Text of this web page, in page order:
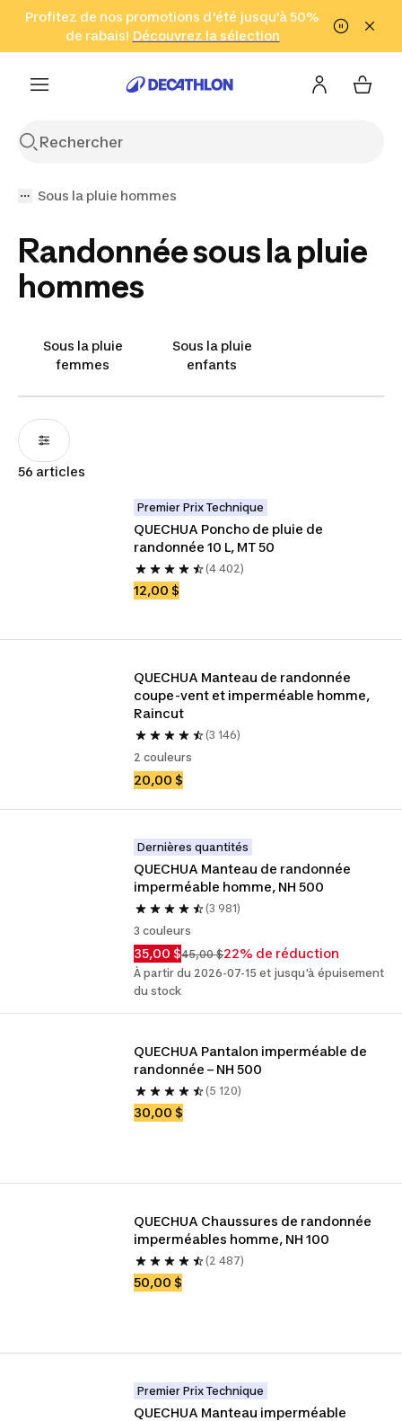
Aller à la recherche Aller au contenu Aller au pied de
Profitez de nos promotions d'été jusqu'à 50%
de rabais! Découvrez la sélection
Cliquez ici
en seulement 2 h!
(Zones sélectionnées)
Sous la pluie hommes
Randonnée sous la pluie
hommes
Sous la pluie
femmes
Sous la pluie
enfants
56 articles
Premier Prix Technique
QUECHUA Poncho de pluie de
randonnée 10 L, MT 50
(4 402)
12,00 $
QUECHUA Manteau de randonnée
coupe-vent et imperméable homme,
Raincut
(3 146)
2 couleurs
20,00 $
Dernières quantités
QUECHUA Manteau de randonnée
imperméable homme, NH 500
(3 981)
3 couleurs
35,00 $45,00 $22% de réduction
À partir du 2026-07-15 et jusqu'à épuisement
du stock
QUECHUA Pantalon imperméable de
randonnée – NH 500
(5 120)
30,00 $
QUECHUA Chaussures de randonnée
imperméables homme, NH 100
(2 487)
50,00 $
Premier Prix Technique
QUECHUA Manteau imperméable